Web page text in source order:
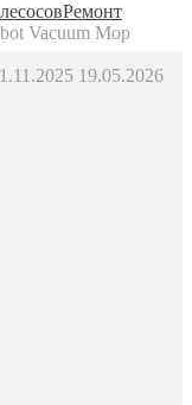
Ремонт
Vacuum Mop
19.05.2026